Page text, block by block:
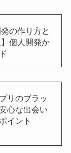
の作り方と
個人開発か
リのブラッ
心な出会い
イント